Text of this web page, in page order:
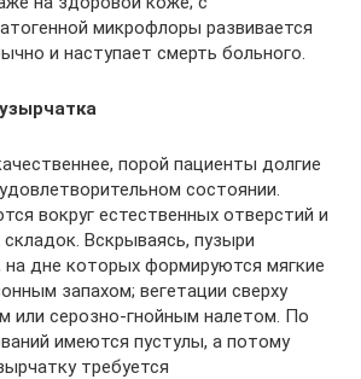
микрофлоры развивается
и наступает смерть больного.
порой пациенты долгие
состоянии.
вокруг естественных отверстий и
Вскрываясь, пузыри
дне которых формируются мягкие
запахом; вегетации сверху
или серозно-гнойным налетом. По
имеются пустулы, а потому
требуется